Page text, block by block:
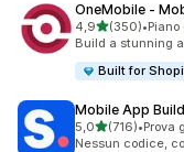
OneMobile ‑
4,9stelle su 5
(350)
350 recensioni
•
Build a stunning
Built for
Mobile App
5,0stelle su 5
(716)
716 recensioni
•Prova
Nessun codice,